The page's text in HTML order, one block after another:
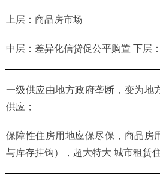
上层：商品房市场
中层：差异化信贷促公平购置 下层
一级供应由地方政府垄断，变为地
供应；
保障性住房用地应保尽保，商品房
与库存挂钩），超大特大 城市租赁